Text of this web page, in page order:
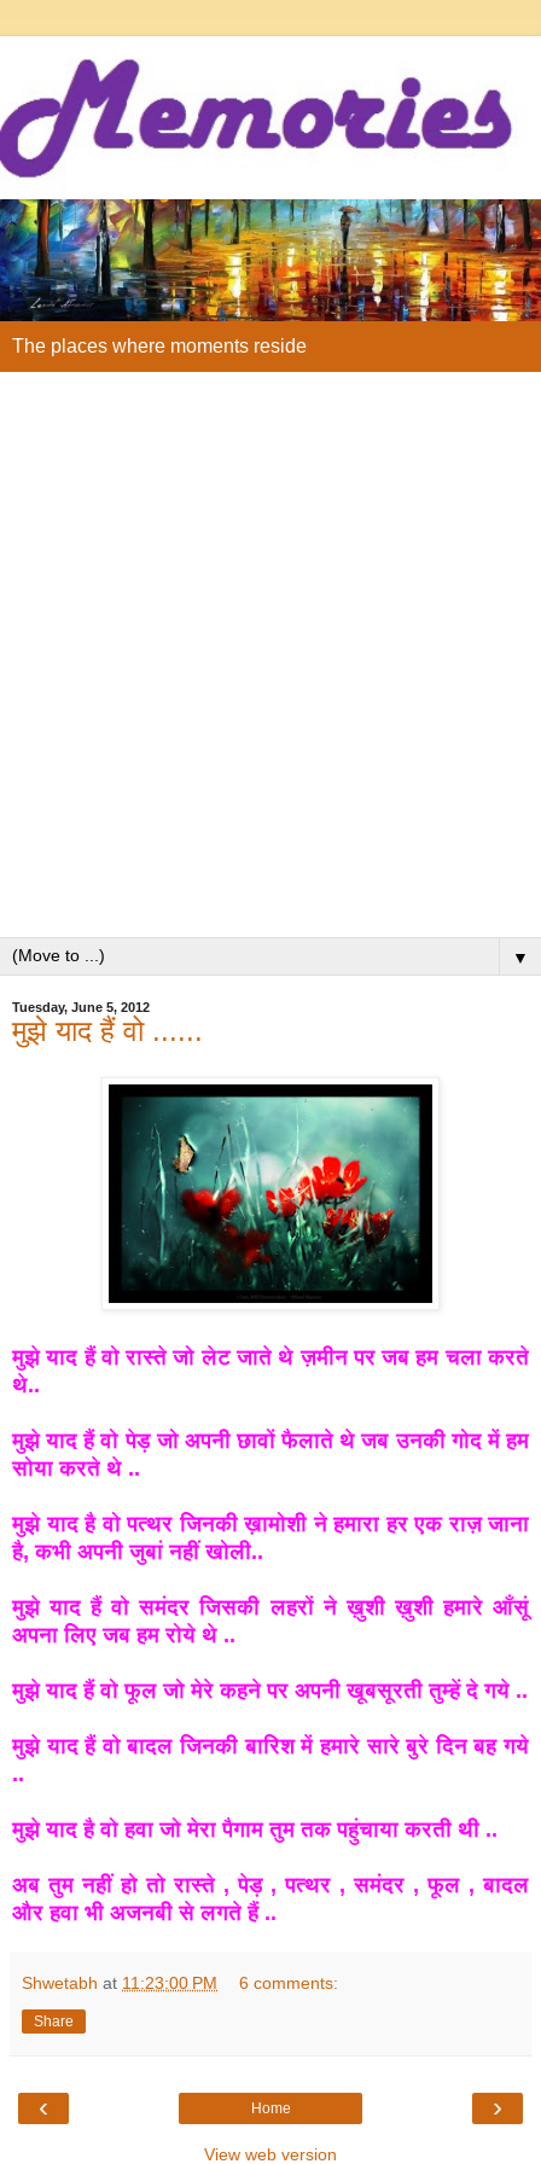
The places where moments reside
▼
Tuesday, June 5, 2012
मुझे याद हैं वो ......
मुझे याद हैं वो रास्ते जो लेट जाते थे ज़मीन पर जब हम चला करते
थे..
मुझे याद हैं वो पेड़ जो अपनी छावों फैलाते थे जब उनकी गोद में हम
सोया करते थे ..
मुझे याद है वो पत्थर जिनकी ख़ामोशी ने हमारा हर एक राज़ जाना
है, कभी अपनी जुबां नहीं खोली..
मुझे याद हैं वो समंदर जिसकी लहरों ने ख़ुशी ख़ुशी हमारे आँसूं
अपना लिए जब हम रोये थे ..
मुझे याद हैं वो फूल जो मेरे कहने पर अपनी खूबसूरती तुम्हें दे गये ..
मुझे याद हैं वो बादल जिनकी बारिश में हमारे सारे बुरे दिन बह गये
..
मुझे याद है वो हवा जो मेरा पैगाम तुम तक पहुंचाया करती थी ..
अब तुम नहीं हो तो रास्ते , पेड़ , पत्थर , समंदर , फूल , बादल
और हवा भी अजनबी से लगते हैं ..
Shwetabh at 11:23:00 PM 6 comments:
Share
‹ ›
Home
View web version